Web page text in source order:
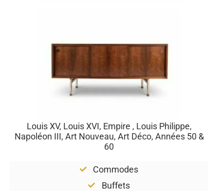
Louis XV, Louis XVI, Empire , Louis Philippe,
Napoléon III, Art Nouveau, Art Déco, Années 50 &
60
Commodes
Buffets